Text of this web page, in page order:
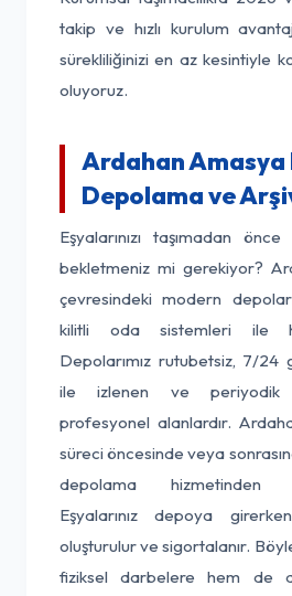
takip ve hızlı kurulum
sürekliliğinizi en az kesintiyle
oluyoruz.
Ardahan Amasya
Depolama ve
Eşyalarınızı taşımadan
bekletmeniz mi gerekiyor?
çevresindeki modern
kilitli oda sistemleri ile
Depolarımız rutubetsiz, 7/24
ile izlenen ve periyodik
profesyonel alanlardır.
süreci öncesinde veya
depolama hizmetinden
Eşyalarınız depoya
oluşturulur ve sigortalanır.
fiziksel darbelere hem de